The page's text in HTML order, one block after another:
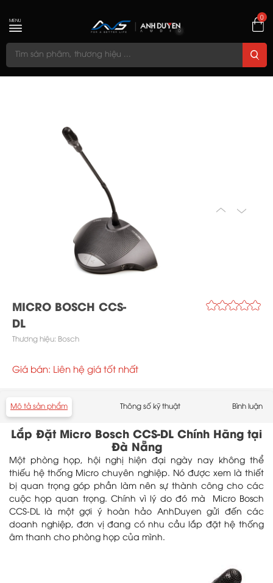
0
MENU
MICRO BOSCH CCS-
DL
Thương hiệu: Bosch
Giá bán: Liên hệ giá tốt nhất
Mô tả sản phẩm Thông số kỹ thuật Bình luận
Lắp Đặt Micro Bosch CCS-DL Chính Hãng tại
Đà Nẵng
Một phòng họp, hội nghị hiện đại ngày nay không thể
thiếu hệ thống Micro chuyên nghiệp. Nó được xem là thiết
bị quan trọng góp phần làm nên sự thành công cho các
cuộc họp quan trọng. Chính vì lý do đó mà Micro Bosch
CCS-DL là một gợi ý hoàn hảo AnhDuyen gửi đến các
doanh nghiệp, đơn vị đang có nhu cầu lắp đặt hệ thống
âm thanh cho phòng họp của mình.